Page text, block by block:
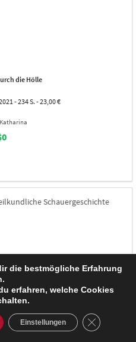
die Hölle
- 234 S. - 23,00 €
die bestmögliche Erfahrung
erfahren, welche Cookies
Einstellungen GDPR